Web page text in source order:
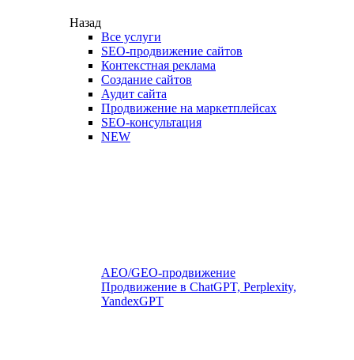
Назад
Все услуги
SEO-продвижение сайтов
Контекстная реклама
Создание сайтов
Аудит сайта
Продвижение на маркетплейсах
SEO-консультация
NEW
AEO/GEO-продвижение
Продвижение в ChatGPT, Perplexity,
YandexGPT